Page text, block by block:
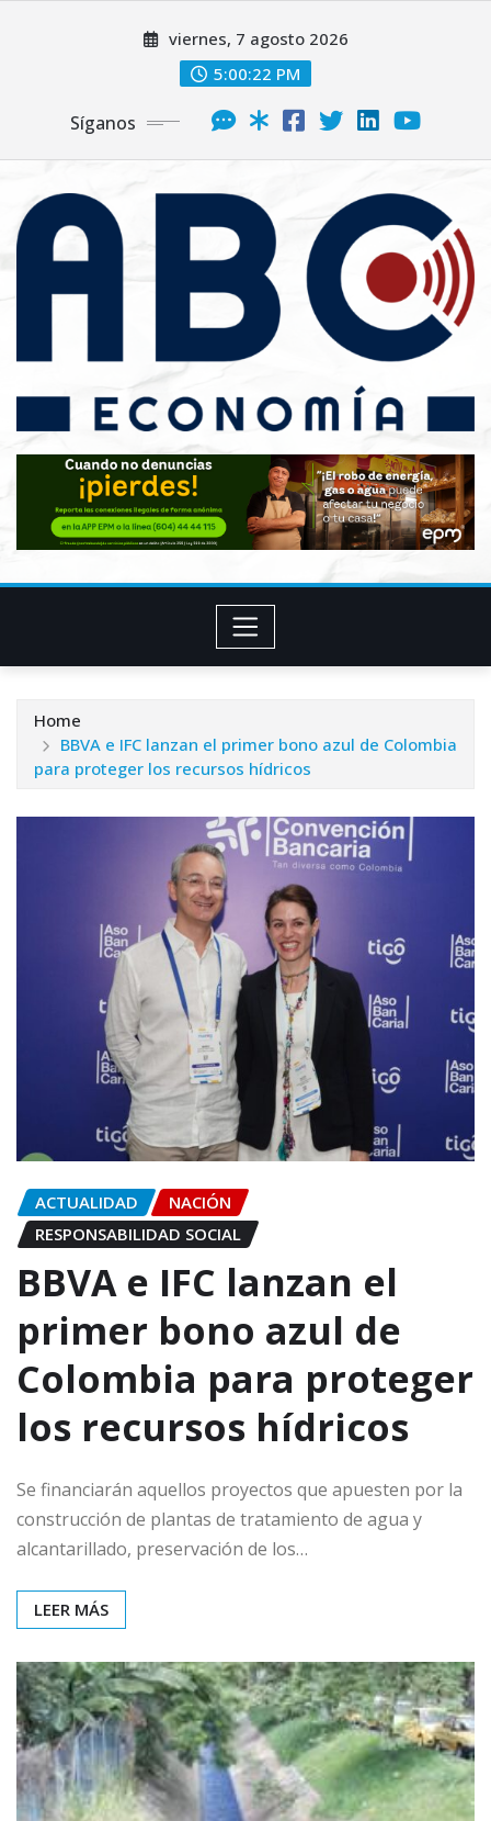
viernes, 7 agosto 2026
5:00:23 PM
Síganos
Home
BBVA e IFC lanzan el primer bono azul de Colombia
para proteger los recursos hídricos
ACTUALIDAD
NACIÓN
RESPONSABILIDAD SOCIAL
BBVA e IFC lanzan el
primer bono azul de
Colombia para proteger
los recursos hídricos
Se financiarán aquellos proyectos que apuesten por la
construcción de plantas de tratamiento de agua y
alcantarillado, preservación de los…
LEER MÁS